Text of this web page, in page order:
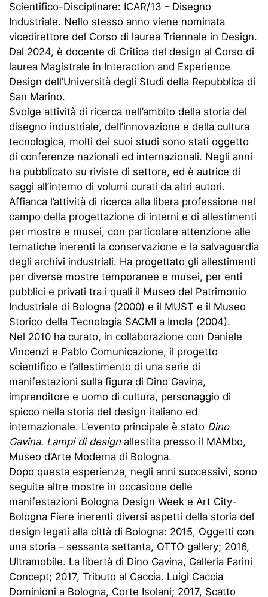
Scientifico-Disciplinare: ICAR/13 – Disegno
Industriale. Nello stesso anno viene nominata
vicedirettore del Corso di laurea Triennale in Design.
Dal 2024, è docente di Critica del design al Corso di
laurea Magistrale in Interaction and Experience
Design dell’Università degli Studi della Repubblica di
San Marino.
Svolge attività di ricerca nell’ambito della storia del
disegno industriale, dell’innovazione e della cultura
tecnologica, molti dei suoi studi sono stati oggetto
di conferenze nazionali ed internazionali. Negli anni
ha pubblicato su riviste di settore, ed è autrice di
saggi all’interno di volumi curati da altri autori.
Affianca l’attività di ricerca alla libera professione nel
campo della progettazione di interni e di allestimenti
per mostre e musei, con particolare attenzione alle
tematiche inerenti la conservazione e la salvaguardia
degli archivi industriali. Ha progettato gli allestimenti
per diverse mostre temporanee e musei, per enti
pubblici e privati tra i quali il Museo del Patrimonio
Industriale di Bologna (2000) e il MUST e il Museo
Storico della Tecnologia SACMI a Imola (2004).
Nel 2010 ha curato, in collaborazione con Daniele
Vincenzi e Pablo Comunicazione, il progetto
scientifico e l’allestimento di una serie di
manifestazioni sulla figura di Dino Gavina,
imprenditore e uomo di cultura, personaggio di
spicco nella storia del design italiano ed
internazionale. L’evento principale è stato Dino
Gavina. Lampi di design allestita presso il MAMbo,
Museo d’Arte Moderna di Bologna.
Dopo questa esperienza, negli anni successivi, sono
seguite altre mostre in occasione delle
manifestazioni Bologna Design Week e Art City-
Bologna Fiere inerenti diversi aspetti della storia del
design legati alla città di Bologna: 2015, Oggetti con
una storia – sessanta settanta, OTTO gallery; 2016,
Ultramobile. La libertà di Dino Gavina, Galleria Farini
Concept; 2017, Tributo al Caccia. Luigi Caccia
Dominioni a Bologna, Corte Isolani; 2017, Scatto